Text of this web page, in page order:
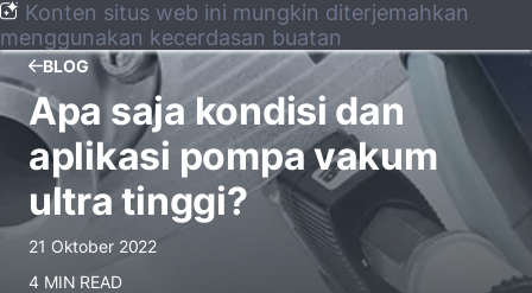
Konten situs web ini mungkin diterjemahkan
menggunakan kecerdasan buatan
BLOG
Apa saja kondisi dan
aplikasi pompa vakum
ultra tinggi?
21 Oktober 2022
4 MIN READ